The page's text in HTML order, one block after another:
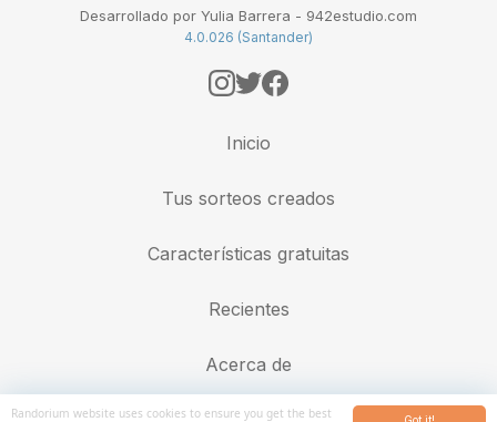
Desarrollado por Yulia Barrera - 942estudio.com
4.0.026 (Santander)
Inicio
Tus sorteos creados
Características gratuitas
Recientes
Acerca de
Randorium website uses cookies to ensure you get the best